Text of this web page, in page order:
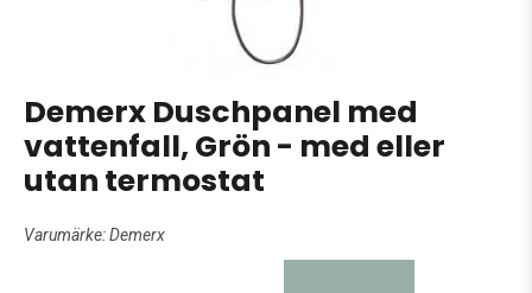
Demerx Duschpanel med
vattenfall, Grön - med eller
utan termostat
Varumärke:Demerx